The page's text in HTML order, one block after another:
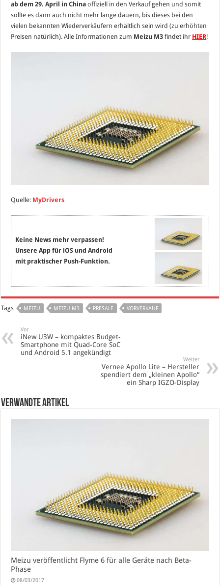
ab dem 29. April in China offiziell in den Verkauf gehen und somit
sollte es dann auch nicht mehr lange dauern, bis dieses bei den
vielen bekannten Wiederverkäufern erhältlich sein wird (zu erhöhten
Preisen natürlich). Alle Informationen zum Meizu M3 findet ihr HIER!
Quelle: MyDrivers
Keine News mehr verpassen!
Unsere App für iOS und Android
mit praktischer Push-Funktion.
Tags MEIZU MEIZU M3 PRESALE VORVERKAUF
Vor
iNew U3W – kompaktes Budget-
Smartphone mit Quad-Core SoC
und Android 5.1 angekündigt
Weiter
Vernee Apollo Lite – Hersteller
spendiert dem „kleinen Apollo“
ein Sharp IGZO-Display
verwandte Artikel
Meizu veröffentlicht Flyme 6 für alle Geräte nach Beta-
Phase
08/03/2017